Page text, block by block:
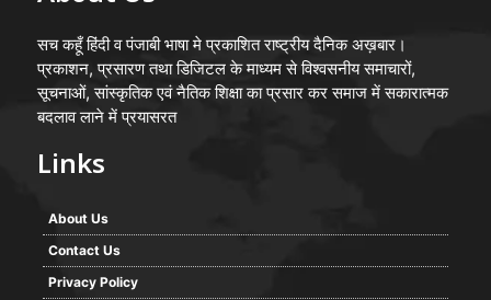
सच कहूँ हिंदी व पंजाबी भाषा मे प्रकाशित राष्ट्रीय दैनिक अख़बार।
प्रकाशन, प्रसारण तथा डिजिटल के माध्यम से विश्वसनीय समाचारों,
सूचनाओं, सांस्कृतिक एवं नैतिक शिक्षा का प्रसार कर समाज में सकारात्मक
बदलाव लाने में प्रयासरत
Links
About Us
Contact Us
Privacy Policy